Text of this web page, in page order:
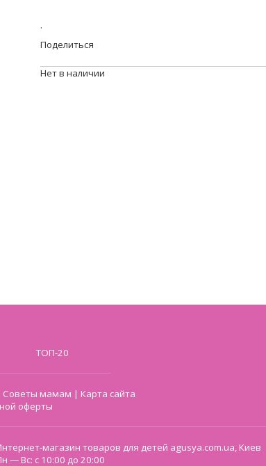
.
Поделиться
Нет в наличии
ТОП-20
Советы мамам |Карта сайта
оферты
магазин товаров для детей agusya.com.ua, Киев
— Вс: с 10:00 до 20:00